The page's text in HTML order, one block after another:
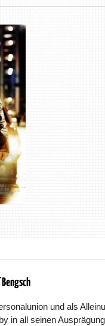
und als
in all seinen